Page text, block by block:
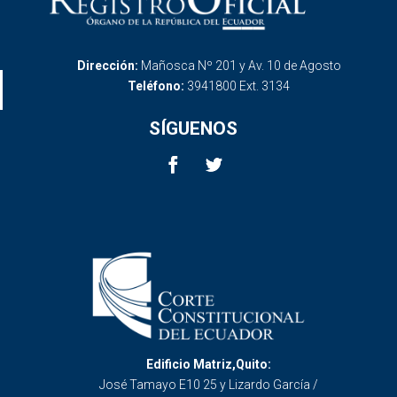
Dirección: Mañosca Nº 201 y Av. 10 de Agosto
Teléfono: 3941800 Ext. 3134
SÍGUENOS
Edificio Matriz,Quito:
José Tamayo E10 25 y Lizardo García /